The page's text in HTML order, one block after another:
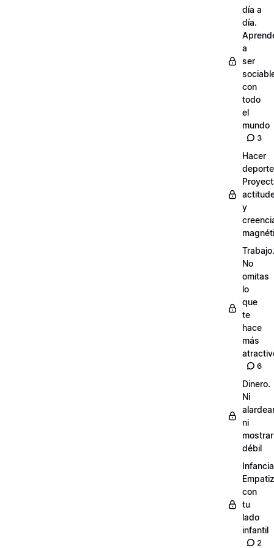
día a
día.
a
ser
con
todo
el
mundo
3
Hacer
y
Trabajo.
No
omitas
lo
que
te
hace
más
6
Dinero.
Ni
ni
débil
con
tu
lado
infantil
2